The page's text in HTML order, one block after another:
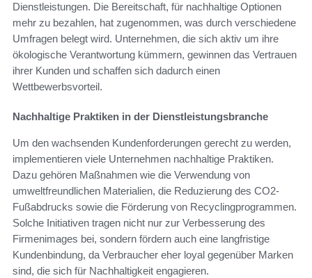
Dienstleistungen. Die Bereitschaft, für nachhaltige Optionen
mehr zu bezahlen, hat zugenommen, was durch verschiedene
Umfragen belegt wird. Unternehmen, die sich aktiv um ihre
ökologische Verantwortung kümmern, gewinnen das Vertrauen
ihrer Kunden und schaffen sich dadurch einen
Wettbewerbsvorteil.
Nachhaltige Praktiken in der Dienstleistungsbranche
Um den wachsenden Kundenforderungen gerecht zu werden,
implementieren viele Unternehmen nachhaltige Praktiken.
Dazu gehören Maßnahmen wie die Verwendung von
umweltfreundlichen Materialien, die Reduzierung des CO2-
Fußabdrucks sowie die Förderung von Recyclingprogrammen.
Solche Initiativen tragen nicht nur zur Verbesserung des
Firmenimages bei, sondern fördern auch eine langfristige
Kundenbindung, da Verbraucher eher loyal gegenüber Marken
sind, die sich für Nachhaltigkeit engagieren.